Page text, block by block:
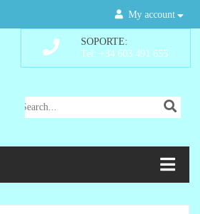
My account
SOPORTE:
Tel: +34 603 491 655